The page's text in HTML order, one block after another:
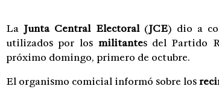
La Junta Central Electoral(JCE) dio a
utilizados por los militantes del Partido
próximo domingo, primero de octubre.
El organismo comicial informó sobre los